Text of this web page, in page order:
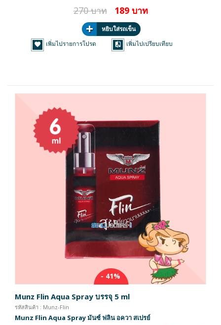
270 บาท 189 บาท
หยิบใส่รถเข็น
เพิ่มไปรายการโปรด
เพิ่มไปเปรียบเทียบ
- 41%
Munz Flin Aqua Spray บรรจุ 5 ml
รหัสสินค้า : Munz-Flin
Munz Flin Aqua Spray มันซ์ ฟลิน อควา สเปรย์